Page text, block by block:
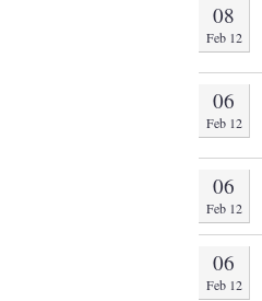
08
Feb 12
06
Feb 12
06
Feb 12
06
Feb 12